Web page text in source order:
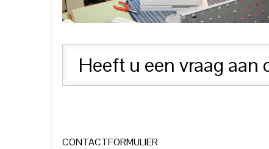
Heeft u een vraag
CONTACTFORMULIER